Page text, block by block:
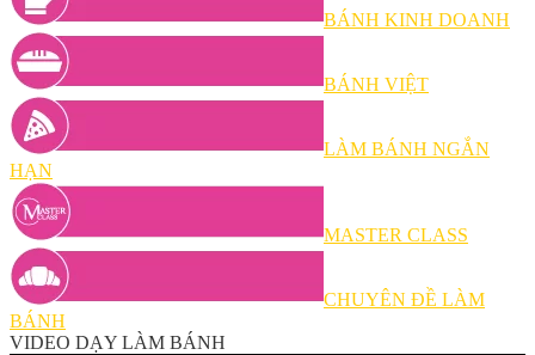
BÁNH KINH DOANH
BÁNH VIỆT
LÀM BÁNH NGẮN
HẠN
MASTER CLASS
CHUYÊN ĐỀ LÀM
BÁNH
VIDEO DẠY LÀM BÁNH